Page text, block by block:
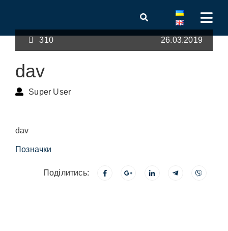
310 26.03.2019
dav
Super User
dav
Позначки
Поділитись: